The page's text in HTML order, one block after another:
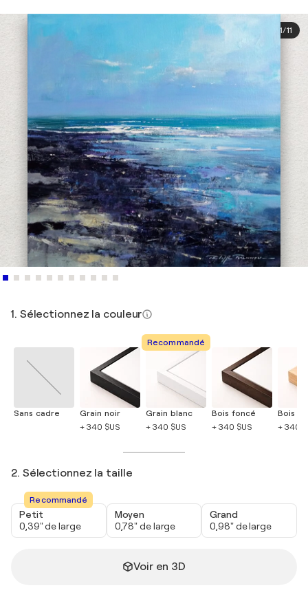
1/11
1. Sélectionnez la couleur
Sans cadre
Grain noir
+ 340 $US
Recommandé
Grain blanc
+ 340 $US
Bois foncé
+ 340 $US
Bois
+ 340
2. Sélectionnez la taille
Recommandé
Petit
0,39" de large
Moyen
0,78" de large
Grand
0,98" de large
Voir en 3D